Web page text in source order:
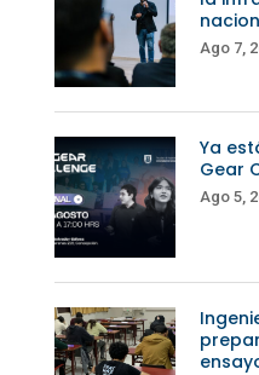
Ago 7,
Ya
Gear
Ago 5,